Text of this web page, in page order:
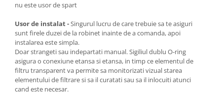
nu este usor de spart
Usor de instalat -Singurul lucru de care trebuie sa te asiguri
sunt firele duzei de la robinet inainte de a comanda, apoi
instalarea este simpla.
Doar strangeti sau indepartati manual. Sigiliul dublu O-ring
asigura o conexiune etansa si etansa, in timp ce elementul de
filtru transparent va permite sa monitorizati vizual starea
elementului de filtrare si sa il curatati sau sa il inlocuiti atunci
cand este necesar.